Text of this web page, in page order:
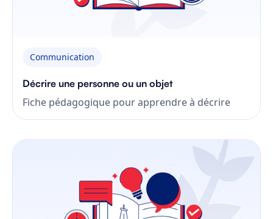
Communication
Décrire une personne ou un objet
Fiche pédagogique pour apprendre à décrire